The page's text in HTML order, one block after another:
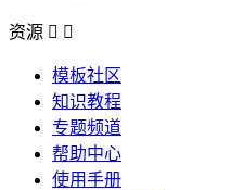
资源  
模板社区
知识教程
专题频道
帮助中心
使用手册